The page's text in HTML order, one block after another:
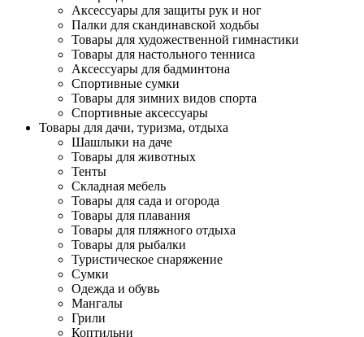
Аксессуары для защиты рук и ног
Палки для скандинавской ходьбы
Товары для художественной гимнастики
Товары для настольного тенниса
Аксессуары для бадминтона
Спортивные сумки
Товары для зимних видов спорта
Спортивные аксессуары
Товары для дачи, туризма, отдыха
Шашлыки на даче
Товары для животных
Тенты
Складная мебель
Товары для сада и огорода
Товары для плавания
Товары для пляжного отдыха
Товары для рыбалки
Туристическое снаряжение
Сумки
Одежда и обувь
Мангалы
Грили
Коптильни